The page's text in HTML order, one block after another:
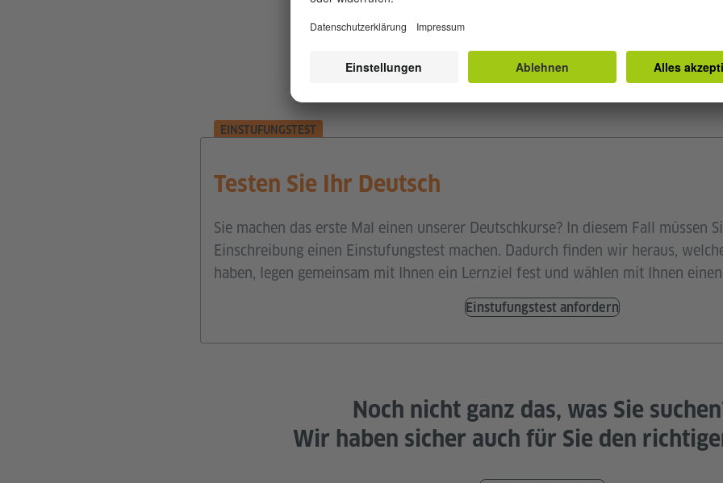
EINSTUFUNGSTEST
Testen Sie Ihr Deutsch
Sie machen das erste Mal einen unserer Deutschkurse? In diesem Fall müssen
Einschreibung einen Einstufungstest machen. Dadurch finden wir heraus,
haben, legen gemeinsam mit Ihnen ein Lernziel fest und wählen mit Ihnen
Einstufungstest anfordern
Noch nicht ganz das, was Sie
Wir haben sicher auch für Sie den